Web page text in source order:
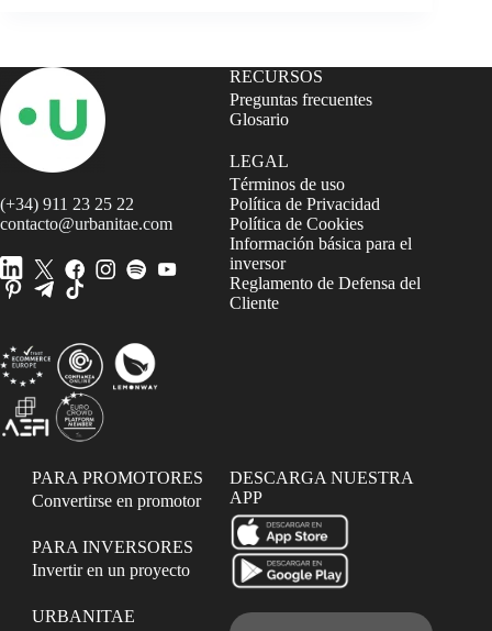
(+34) 911 23 25 22
contacto@urbanitae.com
RECURSOS
Preguntas frecuentes
Glosario
LEGAL
Términos de uso
Política de Privacidad
Política de Cookies
Información básica para el
inversor
Reglamento de Defensa del
Cliente
PARA PROMOTORES
Convertirse en promotor
PARA INVERSORES
Invertir en un proyecto
URBANITAE
DESCARGA NUESTRA
APP